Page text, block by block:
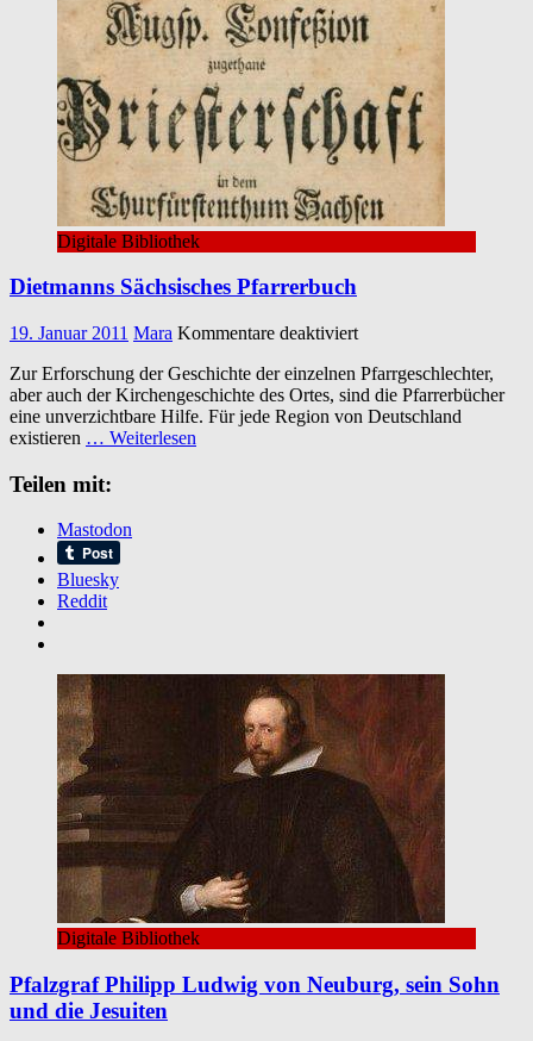
Digitale Bibliothek
Dietmanns Sächsisches Pfarrerbuch
19. Januar 2011 Mara Kommentare deaktiviertfür
Sächsisches
Pfarrerbuch
Zur Erforschung der Geschichte der einzelnen Pfarrgeschlechter,
aber auch der Kirchengeschichte des Ortes, sind die Pfarrerbücher
eine unverzichtbare Hilfe. Für jede Region von Deutschland
existieren … Weiterlesen
Teilen mit:
Mastodon
Bluesky
Reddit
Digitale Bibliothek
Pfalzgraf Philipp Ludwig von Neuburg, sein Sohn
und die Jesuiten